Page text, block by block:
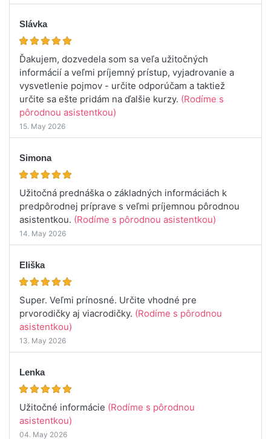
Slávka
Ďakujem, dozvedela som sa veľa užitočných
informácií a veľmi príjemný prístup, vyjadrovanie a
vysvetlenie pojmov - určite odporúčam a taktiež
určite sa ešte pridám na ďalšie kurzy. (Rodíme s
pôrodnou asistentkou)
15. May 2026
Simona
Užitočná prednáška o základných informáciách k
predpôrodnej príprave s veľmi príjemnou pôrodnou
asistentkou. (Rodíme s pôrodnou asistentkou)
14. May 2026
Eliška
Super. Veľmi prínosné. Určite vhodné pre
prvorodičky aj viacrodičky. (Rodíme s pôrodnou
asistentkou)
13. May 2026
Lenka
Užitočné informácie (Rodíme s pôrodnou
asistentkou)
04. May 2026